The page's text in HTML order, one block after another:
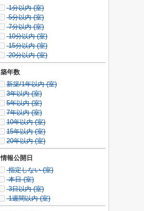
1分以内 (室)
5分以内 (室)
7分以内 (室)
10分以内 (室)
15分以内 (室)
20分以内 (室)
築年数
新築/1年以内 (室)
3年以内 (室)
5年以内 (室)
7年以内 (室)
10年以内 (室)
15年以内 (室)
20年以内 (室)
情報公開日
指定しない (室)
本日 (室)
3日以内 (室)
1週間以内 (室)